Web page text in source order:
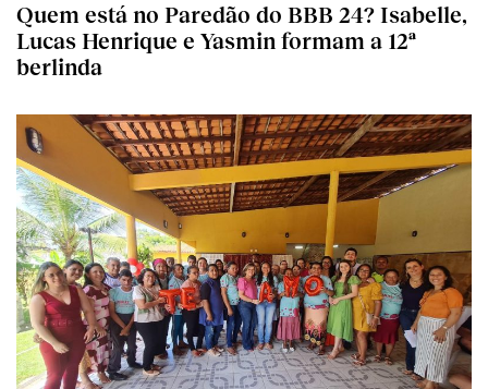
Quem está no Paredão do BBB 24? Isabelle,
Lucas Henrique e Yasmin formam a 12ª
berlinda